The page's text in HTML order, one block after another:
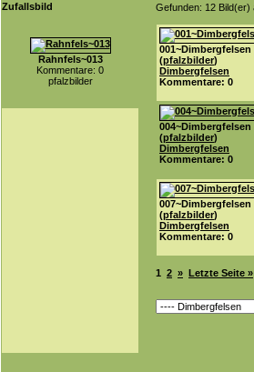
Zufallsbild
Rahnfels~013
Kommentare: 0
pfalzbilder
Gefunden: 12 Bild(er)
001~Dimbergfelsen
(pfalzbilder)
Dimbergfelsen
Kommentare: 0
004~Dimbergfelsen
(pfalzbilder)
Dimbergfelsen
Kommentare: 0
007~Dimbergfelsen
(pfalzbilder)
Dimbergfelsen
Kommentare: 0
1 2 » Letzte Seite »